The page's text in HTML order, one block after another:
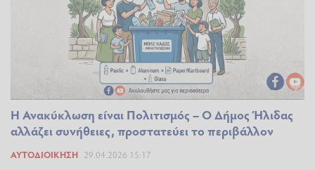
Η Ανακύκλωση είναι Πολιτισμός – Ο Δήμος Ήλιδας
αλλάζει συνήθειες, προστατεύει το περιβάλλον
ΑΥΤΟΔΙΟΊΚΗΣΗ 29.04.2026 15:17